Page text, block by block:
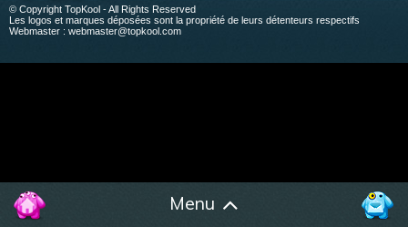
Menu
© Copyright TopKool - All Rights Reserved
Les logos et marques déposées sont la propriété de leurs détenteurs respectifs
Webmaster : webmaster@topkool.com